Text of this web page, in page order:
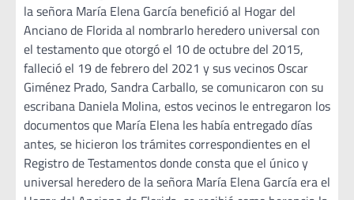
la señora María Elena García benefició al Hogar del
Anciano de Florida al nombrarlo heredero universal con
el testamento que otorgó el 10 de octubre del 2015,
falleció el 19 de febrero del 2021 y sus vecinos Oscar
Giménez Prado, Sandra Carballo, se comunicaron con su
escribana Daniela Molina, estos vecinos le entregaron los
documentos que María Elena les había entregado días
antes, se hicieron los trámites correspondientes en el
Registro de Testamentos donde consta que el único y
universal heredero de la señora María Elena García era el